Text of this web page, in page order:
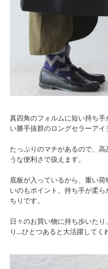
真四角のフォルムに短い持ち
い勝手抜群のロングセラーアイ
たっぷりのマチがあるので、
うな便利さで扱えます。
底板が入っているから、重い
いのもポイント。持ち手が柔
ちりです。
日々のお買い物に持ち歩いた
り…ひとつあると大活躍してく